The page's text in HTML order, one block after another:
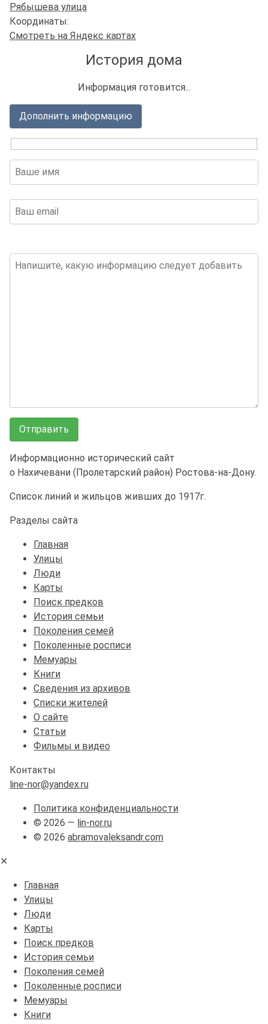
Рябышева улица
Координаты:
Смотреть на Яндекс картах
История дома
Информация готовится...
Дополнить информацию
Информационно исторический сайт
о Нахичевани (Пролетарский район) Ростова-на-Дону.
Список линий и жильцов живших до 1917г.
Разделы сайта
Главная
Улицы
Люди
Карты
Поиск предков
История семьи
Поколения семей
Поколенные росписи
Мемуары
Книги
Сведения из архивов
Списки жителей
О сайте
Статьи
Фильмы и видео
Контакты
line-nor@yandex.ru
Политика конфиденциальности
© 2026 — lin-nor.ru
© 2026 abramovaleksandr.com
✕
Главная
Улицы
Люди
Карты
Поиск предков
История семьи
Поколения семей
Поколенные росписи
Мемуары
Книги